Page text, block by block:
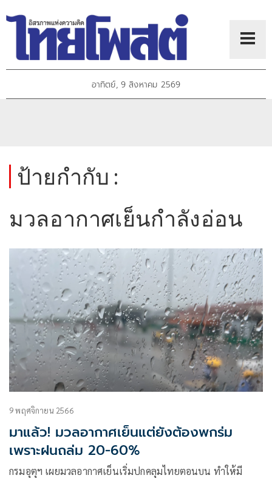
อาทิตย์, 9 สิงหาคม 2569
ป้ายกำกับ :
มวลอากาศเย็นกำลังอ่อน
9 พฤศจิกายน 2566
มาแล้ว! มวลอากาศเย็นแต่ยังต้องพกร่ม
เพราะฝนถล่ม 20-60%
กรมอุตุฯ เผยมวลอากาศเย็นเริ่มปกคลุมไทยตอนบน ทำให้มี